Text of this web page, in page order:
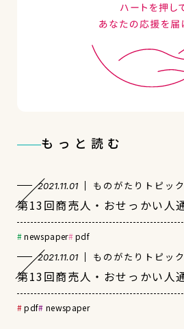
もっと読む
2021.11.01 ものがたりトピッ
第13回商売人・おせっかい人
newspaper pdf
2021.11.01 ものがたりトピッ
第13回商売人・おせっかい人
pdf newspaper